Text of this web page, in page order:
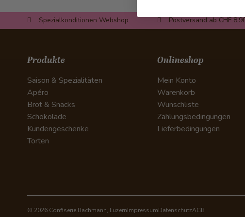
Spezialkonditionen Webshop Postversand ab CHF
Produkte
Saison & Spezialitäten
Apéro
Brot & Snacks
Schokolade
Kundengeschenke
Torten
Onlineshop
Mein Konto
Warenkorb
Wunschliste
Zahlungsbedingungen
Lieferbedingungen
© 2026 Confiserie Bachmann, LuzernImpressumDatenschutzAGB